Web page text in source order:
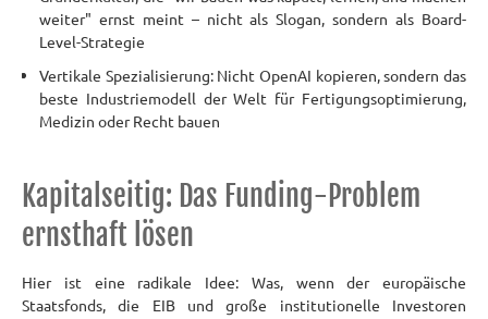
weiter" ernst meint – nicht als Slogan, sondern als Board-
Level-Strategie
Vertikale Spezialisierung: Nicht OpenAI kopieren, sondern das
beste Industriemodell der Welt für Fertigungsoptimierung,
Medizin oder Recht bauen
Kapitalseitig: Das Funding-Problem
ernsthaft lösen
Hier ist eine radikale Idee: Was, wenn der europäische
Staatsfonds, die EIB und große institutionelle Investoren